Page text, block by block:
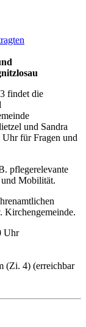
findet die
und Sandra
Uhr für Fragen und
pflegerelevante
Mobilität.
Kirchengemeinde.
Uhr
(Zi. 4) (erreichbar